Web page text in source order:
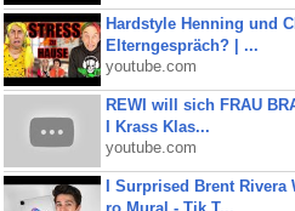
Hardstyle Henning und
Elterngespräch? | ...
youtube.com
REWI will sich FRAU
I Krass Klas...
youtube.com
I Surprised Brent